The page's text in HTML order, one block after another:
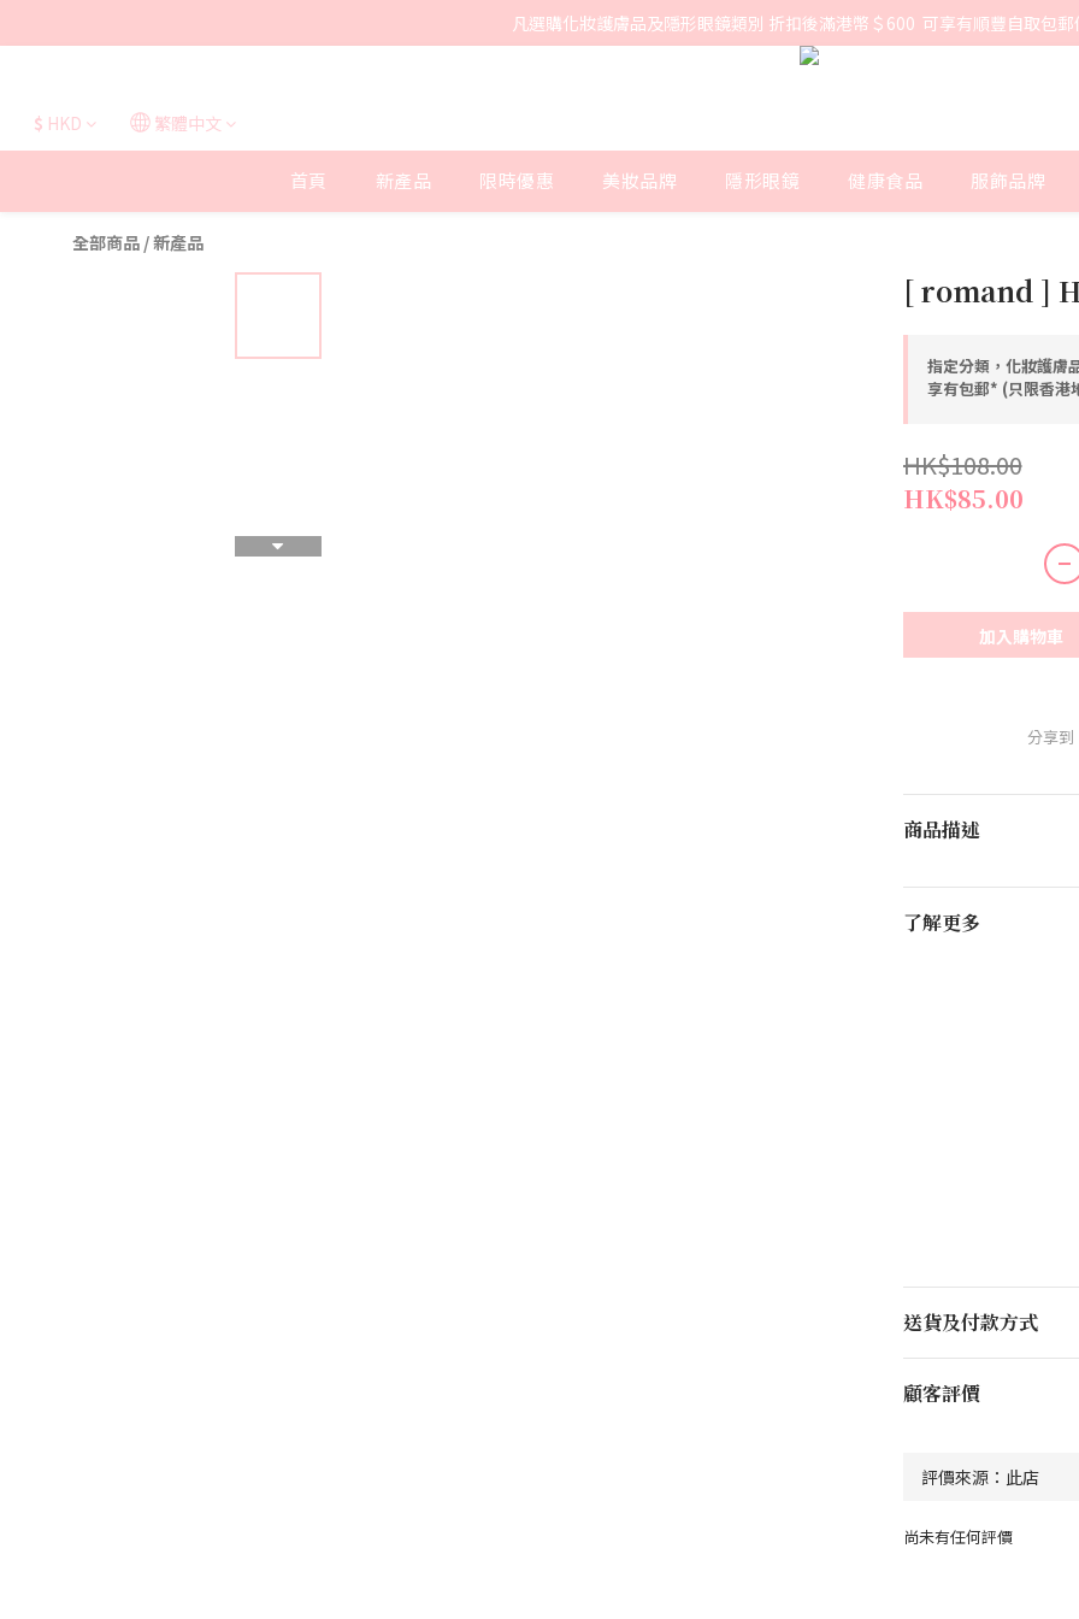
凡選購化妝護膚品及隱形眼鏡類別 折扣後滿港幣＄600  可享有順豐自取包郵
$ HKD 繁體中文
首頁 新產品 限時優惠 美妝品牌 隱形眼鏡 健康食品 服飾品牌
全部商品 /新產品
[ romand ]
指定分類，化妝護膚
享有包郵* (只限香港
HK$108.00
HK$85.00
加入購物車
分享到
商品描述
了解更多
送貨及付款方式
顧客評價
尚未有任何評價